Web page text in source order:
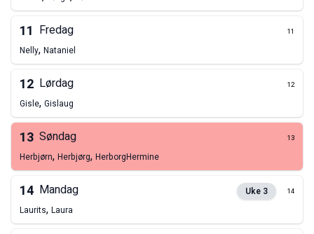
11 Fredag 11
Nelly, Nataniel
12 Lørdag 12
Gisle, Gislaug
13 Søndag 13
Herbjørn, Herbjørg, HerborgHermine
14 Mandag Uke 3 14
Laurits, Laura